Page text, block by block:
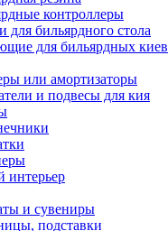
контроллеры
для бильярдного стола
для бильярдных киев
или амортизаторы
и подвесы для кия
интерьер
и сувениры
подставки